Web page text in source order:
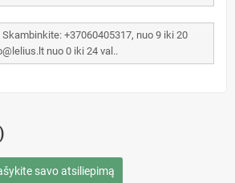
+37060405317, nuo 9 iki 20
nuo 0 iki 24 val..
savo atsiliepimą